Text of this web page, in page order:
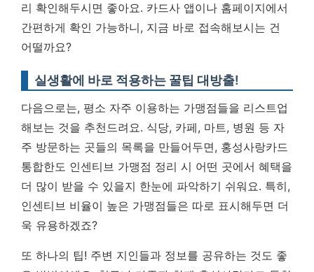
리 확인해두시면 좋아요. 카드사 앱이나 홈페이지에서
간편하게 확인 가능하니, 지금 바로 접속해보시는 건
어떨까요?
실생활에 바로 적용하는 꿀팁 대방출!
다음으로는, 평소 자주 이용하는 가맹점들을 리스트업
해보는 것을 추천드려요. 식당, 카페, 마트, 병원 등 자
주 방문하는 곳들의 목록을 만들어두면, 홍성사랑카드
통합한도 인센티브 가맹점 정리 시 어떤 곳에서 혜택을
더 많이 받을 수 있을지 한눈에 파악하기 쉬워요. 특히,
인센티브 비율이 높은 가맹점들은 따로 표시해두면 더
욱 유용하겠죠?
또 하나의 팁! 주변 지인들과 정보를 공유하는 것도 좋